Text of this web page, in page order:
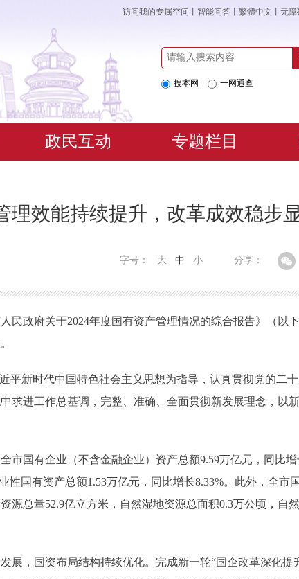
访问我的专属空间 智能问答 繁體中文 无障
搜本网 一网通查
政民互动 专题栏目
效能持续提升，改革成效稳步
分享：
字号： 大 中 小
民政府关于2024年度国有资产管理情况的综合报告》（以
平新时代中国特色社会主义思想为指导，认真贯彻党的二
求进工作总基调，完整、准确、全面贯彻新发展理念，以
市国有企业（不含金融企业）资产总额9.59万亿元，同比增
国有资产总额1.53万亿元，同比增长8.33%。此外，全市
源总量52.9亿立方米，自然湿地资源总面积0.3万公顷，自
展，国资布局结构持续优化。完成新一轮“国企改革深化提